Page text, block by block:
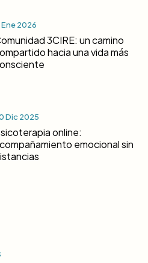
Ene 2026
3CIRE: un camino
hacia una vida más
Dic 2025
online:
emocional sin